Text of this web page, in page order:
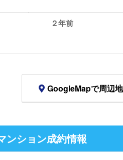
２年前
GoogleMapで周辺
ンション成約情報